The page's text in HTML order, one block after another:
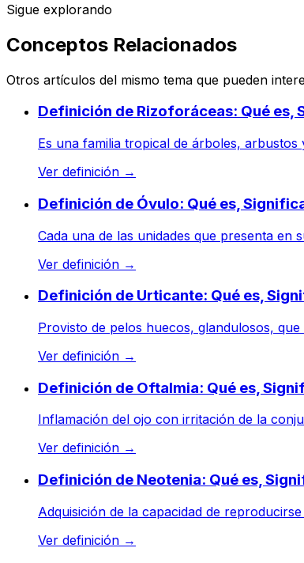
Sigue explorando
Conceptos Relacionados
Otros artículos del mismo tema que pueden
Definición de Rizoforáceas: Qué es,
Es una familia tropical de árboles,
Ver definición →
Definición de Óvulo: Qué es,
Cada una de las unidades que presenta en
Ver definición →
Definición de Urticante: Qué es,
Provisto de pelos huecos, glandulosos,
Ver definición →
Definición de Oftalmia: Qué es,
Inflamación del ojo con irritación de la
Ver definición →
Definición de Neotenia: Qué es,
Adquisición de la capacidad de
Ver definición →